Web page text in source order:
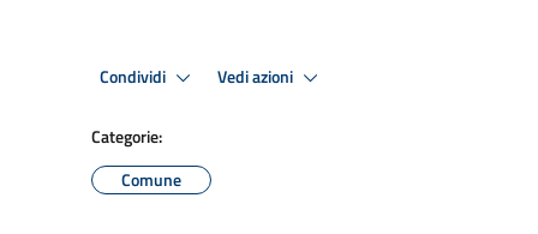
Condividi Vedi azioni
Categorie:
Comune